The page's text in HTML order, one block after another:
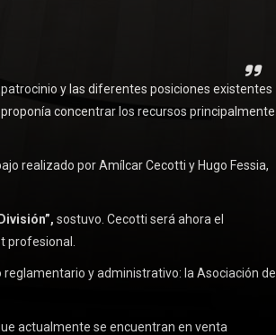
y las diferentes posiciones existentes
concentrar los recursos principalmente
realizado por Amílcar Cecotti y Hugo Fessia,
sostuvo. Cecotti será ahora el
profesional.
y administrativo: la Asociación de
actualmente se encuentran en venta